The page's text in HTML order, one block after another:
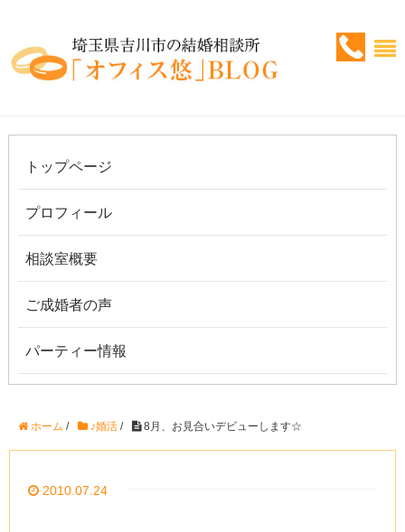
トップページ
プロフィール
相談室概要
ご成婚者の声
パーティー情報
ホーム / ♪婚活 / 8月、お見合いデビューします☆
2010.07.24